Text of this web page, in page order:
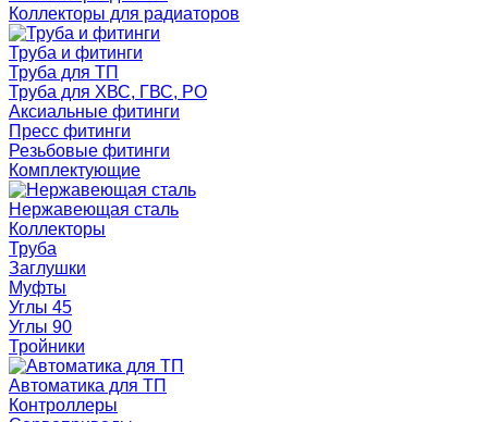
Коллекторы для радиаторов
Труба и фитинги
Труба для ТП
Труба для ХВС, ГВС, РО
Аксиальные фитинги
Пресс фитинги
Резьбовые фитинги
Комплектующие
Нержавеющая сталь
Коллекторы
Труба
Заглушки
Муфты
Углы 45
Углы 90
Тройники
Автоматика для ТП
Контроллеры